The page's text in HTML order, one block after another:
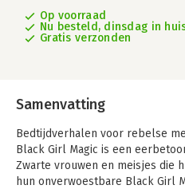
Op voorraad
Nu besteld, dinsdag in
Gratis verzonden
Samenvatting
Bedtijdverhalen voor rebelse
Black Girl Magic is een
Zwarte vrouwen en meisjes die
hun onverwoestbare Black Girl